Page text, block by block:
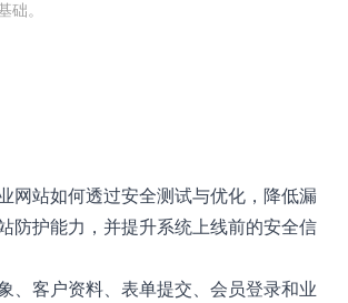
础。
网站如何透过安全测试与优化，降低漏
防护能力，并提升系统上线前的安全信
、客户资料、表单提交、会员登录和业